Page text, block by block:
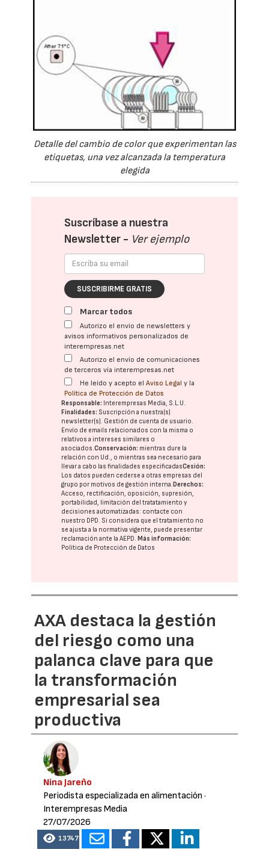
Detalle del cambio de color que experimentan las
etiquetas, una vez alcanzada la temperatura
elegida
Suscríbase a nuestra
Newsletter - Ver ejemplo
SUSCRIBIRME GRATIS
Marcar todos
Autorizo el envío de newsletters y
avisos informativos personalizados de
interempresas.net
Autorizo el envío de comunicaciones
de terceros vía interempresas.net
He leído y acepto elAviso Legal y la
Política de Protección de Datos
Responsable: Interempresas Media, S.L.U.
Finalidades: Suscripción a nuestra(s)
newsletter(s). Gestión de cuenta de usuario.
Envío de emails relacionados con la misma o
relativos a intereses similares o
asociados.Conservación: mientras dure la
relación con Ud., o mientras sea necesario para
llevar a cabo las finalidades especificadasCesión:
Los datos pueden cederse a otras empresas del
grupo por motivos de gestión interna.Derechos:
Acceso, rectificación, oposición, supresión,
portabilidad, limitación del tratatamiento y
decisiones automatizadas: contacte con
nuestro DPD. Si considera que el tratamiento no
se ajusta a la normativa vigente, puede presentar
reclamación ante laAEPD.Más información:
Política de Protección de Datos
AXA destaca la gestión
del riesgo como una
palanca clave para que
la transformación
empresarial sea
productiva
Nina Jareño
Periodista especializada en alimentación ·
Interempresas Media
27/07/2026
13747